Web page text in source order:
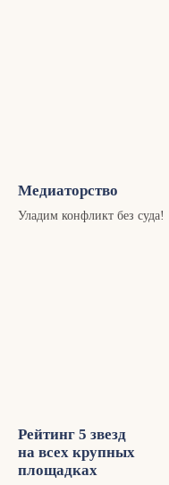
Медиаторство
Уладим конфликт без суда!
Рейтинг 5 звезд
на всех крупных
площадках